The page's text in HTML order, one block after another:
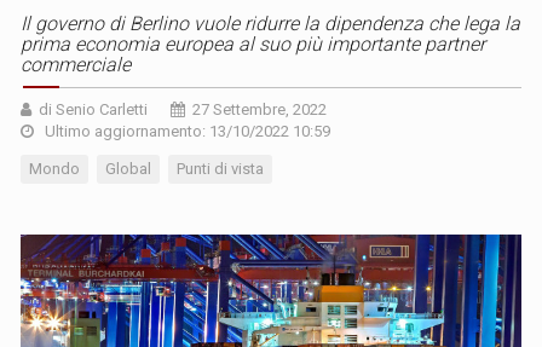
Il governo di Berlino vuole ridurre la dipendenza che lega la
prima economia europea al suo più importante partner
commerciale
di Senio Carletti
27 Settembre, 2022
Ultimo aggiornamento: 13/10/2022 10:59
Mondo Global Punti di vista